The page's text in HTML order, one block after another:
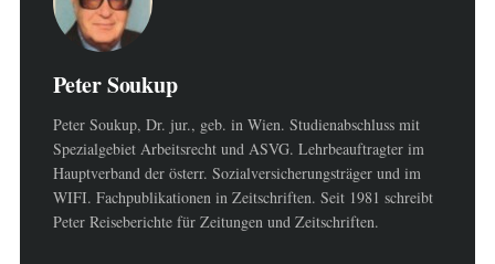
Peter Soukup
Peter Soukup, Dr. jur., geb. in Wien. Studienabschluss mit
Spezialgebiet Arbeitsrecht und ASVG. Lehrbeauftragter im
Hauptverband der österr. Sozialversicherungsträger und im
WIFI. Fachpublikationen in Zeitschriften. Seit 1981 schreibt
Peter Reiseberichte für Zeitungen und Zeitschriften.